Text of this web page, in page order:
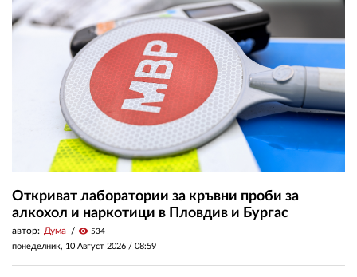
Откриват лаборатории за кръвни проби за
алкохол и наркотици в Пловдив и Бургас
автор: Дума visibility 534
понеделник, 10 Август 2026 / 08:59